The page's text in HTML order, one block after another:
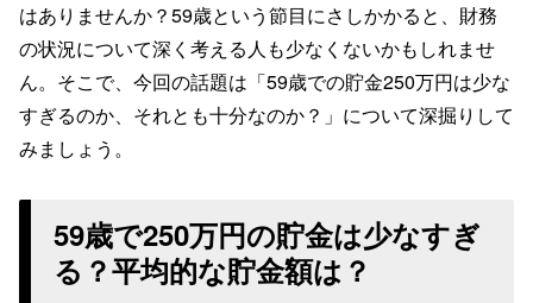
はありませんか？59歳という節目にさしかかると、財務
の状況について深く考える人も少なくないかもしれませ
ん。そこで、今回の話題は「59歳での貯金250万円は少な
すぎるのか、それとも十分なのか？」について深掘りして
みましょう。
59歳で250万円の貯金は少なすぎ
る？平均的な貯金額は？